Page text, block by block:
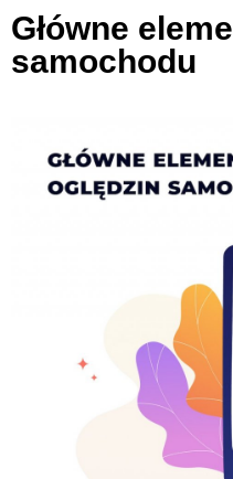
Główne
samochodu